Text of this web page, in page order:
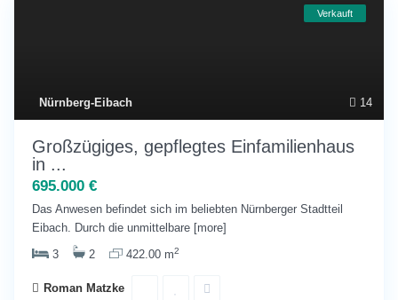
14
Nürnberg-Eibach
Verkauft
Großzügiges, gepflegtes Einfamilienhaus
in ...
695.000 €
Das Anwesen befindet sich im beliebten Nürnberger Stadtteil
Eibach. Durch die unmittelbare [more]
3
2 422.00 m2
Roman Matzke